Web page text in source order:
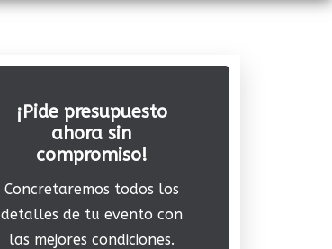
¡Pide presupuesto
ahora sin
compromiso!
Concretaremos todos los
detalles de tu evento con
las mejores condiciones.